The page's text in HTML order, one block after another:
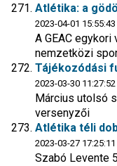
Atlétika: a
2023-04-01 15:55:43
A GEAC
nemzetközi
Tájékozódási
2023-03-30 11:27:52
Március utolsó
versenyzői
Atlétika téli
2023-03-27 17:25:11
Szabó Levente